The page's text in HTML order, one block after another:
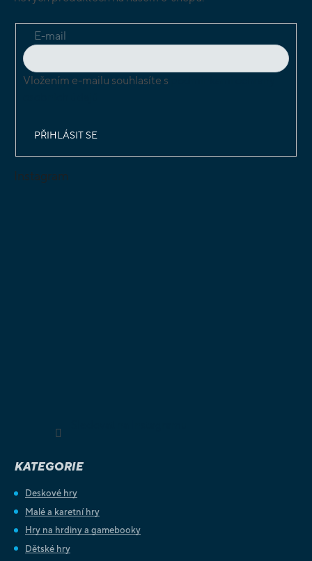
E-mail
Vložením e-mailu souhlasíte s
PŘIHLÁSIT SE
Instagram
KATEGORIE
Deskové hry
Malé a karetní hry
Hry na hrdiny a gamebooky
Dětské hry